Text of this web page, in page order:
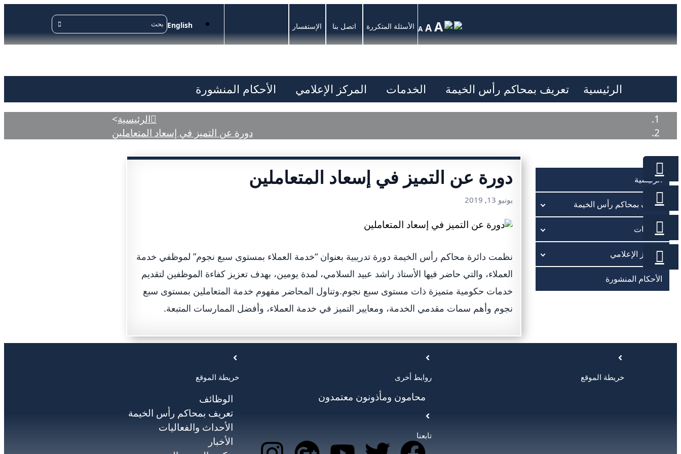
English الإستفسار اتصل بنا الأسئلة المتكررة A AA
الرئيسية تعريف بمحاكم رأس الخيمة الخدمات المركز الإعلامي الأحكام المنشورة
الرئيسية>
دورة عن التميز في إسعاد المتعاملين
الرئيسية
تعريف بمحاكم رأس الخيمة
الخدمات
المركز الإعلامي
الأحكام المنشورة
دورة عن التميز في إسعاد المتعاملين
يونيو 13, 2019
نظمت دائرة محاكم رأس الخيمة دورة تدريبية بعنوان “خدمة العملاء بمستوى سبع نجوم” لموظفي خدمة
العملاء، والتي حاضر فيها الأستاذ راشد عبيد السلامي، لمدة يومين، بهدف تعزيز كفاءة الموظفين لتقديم
خدمات حكومية متميزة ذات مستوى سبع نجوم.وتناول المحاضر مفهوم خدمة المتعاملين بمستوى سبع
نجوم وأهم سمات مقدمي الخدمة، ومعايير التميز في خدمة العملاء، وأفضل الممارسات المتبعة.
خريطة الموقع
الوظائف
تعريف بمحاكم رأس الخيمة
الأحداث والفعاليات
الأخبار
روابط أخرى
محامون ومأذونون معتمدون
تابعنا
خريطة الموقع